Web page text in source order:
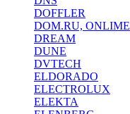
DOFFLER
DOM.RU, ONLIME
DREAM
DUNE
DVTECH
ELDORADO
ELECTROLUX
ELEKTA